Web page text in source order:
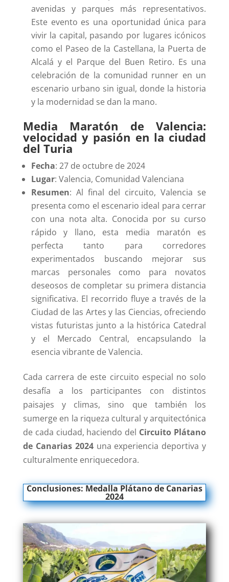
avenidas y parques más representativos.
Este evento es una oportunidad única para
vivir la capital, pasando por lugares icónicos
como el Paseo de la Castellana, la Puerta de
Alcalá y el Parque del Buen Retiro. Es una
celebración de la comunidad runner en un
escenario urbano sin igual, donde la historia
y la modernidad se dan la mano.
Media Maratón de Valencia:
velocidad y pasión en la ciudad
del Turia
Fecha: 27 de octubre de 2024
Lugar: Valencia, Comunidad Valenciana
Resumen: Al final del circuito, Valencia se
presenta como el escenario ideal para cerrar
con una nota alta. Conocida por su curso
rápido y llano, esta media maratón es
perfecta tanto para corredores
experimentados buscando mejorar sus
marcas personales como para novatos
deseosos de completar su primera distancia
significativa. El recorrido fluye a través de la
Ciudad de las Artes y las Ciencias, ofreciendo
vistas futuristas junto a la histórica Catedral
y el Mercado Central, encapsulando la
esencia vibrante de Valencia.
Cada carrera de este circuito especial no solo
desafía a los participantes con distintos
paisajes y climas, sino que también los
sumerge en la riqueza cultural y arquitectónica
de cada ciudad, haciendo del Circuito Plátano
de Canarias2024una experiencia deportiva y
culturalmente enriquecedora.
Conclusiones: Medalla Plátano de Canarias
2024